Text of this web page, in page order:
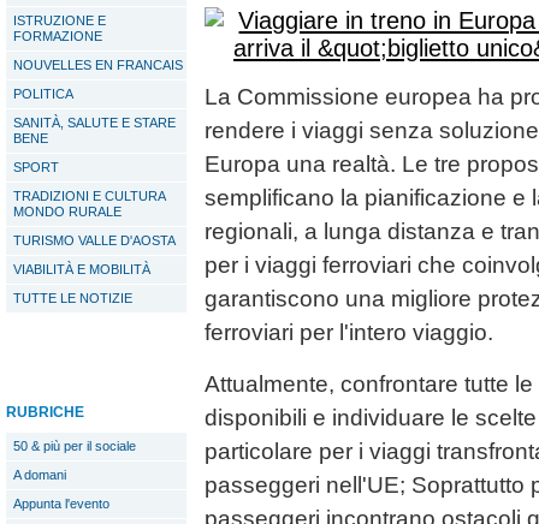
ISTRUZIONE E
FORMAZIONE
NOUVELLES EN FRANCAIS
POLITICA
SANITÀ, SALUTE E STARE
BENE
SPORT
TRADIZIONI E CULTURA
MONDO RURALE
TURISMO VALLE D'AOSTA
VIABILITÀ E MOBILITÀ
TUTTE LE NOTIZIE
RUBRICHE
50 & più per il sociale
A domani
Appunta l'evento
La Commissione europea ha
rendere i viaggi senza
Europa una realtà. Le tre
semplificano la pianificazione e
regionali, a lunga distanza e
per i viaggi ferroviari che
garantiscono una migliore
ferroviari per l'intero viaggio.
Attualmente, confrontare tutte
disponibili e individuare le
particolare per i viaggi
passeggeri nell'UE; Soprattutto